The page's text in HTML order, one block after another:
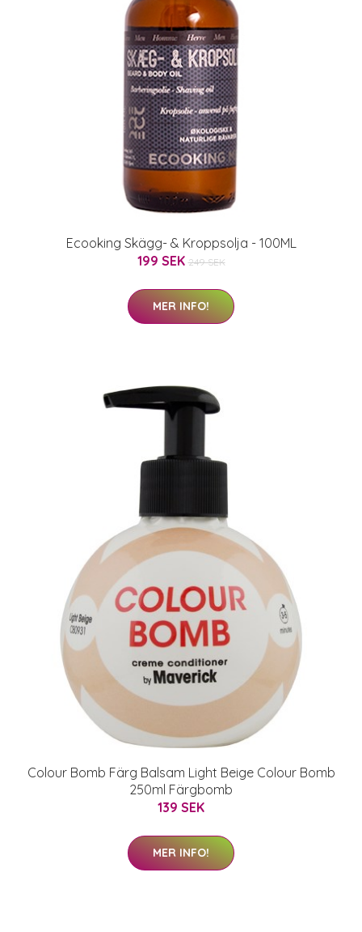
Ecooking Skägg- & Kroppsolja - 100ML
199 SEK 249 SEK
MER INFO!
Colour Bomb Färg Balsam Light Beige Colour Bomb
250ml Färgbomb
139 SEK
MER INFO!